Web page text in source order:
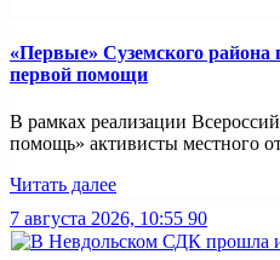
«Первые» Суземского района
первой помощи
В рамках реализации
помощь» активисты местного
Читать далее
7 августа 2026, 10:55 90